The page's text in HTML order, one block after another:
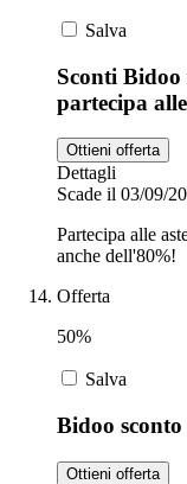
Salva
Sconti
partecipa
Ottieni offerta
Dettagli
Scade il 03/09/
Partecipa alle
anche dell'80%!
Offerta
50%
Salva
Bidoo
Ottieni offerta